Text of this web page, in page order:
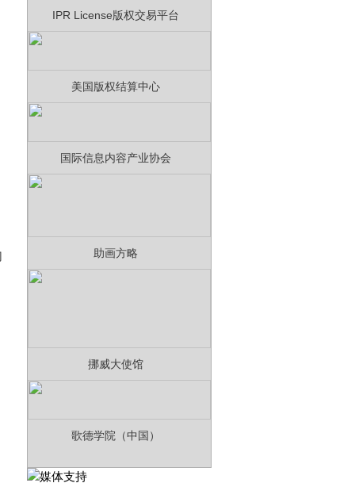
IPR License版权交易平台
美国版权结算中心
国际信息内容产业协会
助画方略
挪威大使馆
歌德学院（中国）